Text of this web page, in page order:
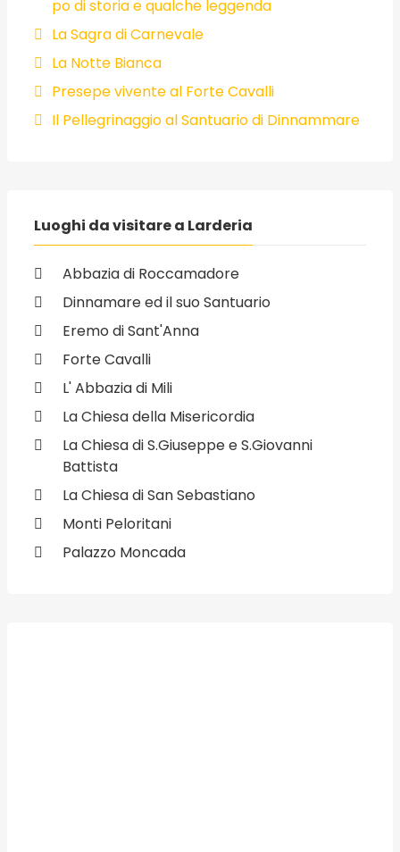
po di storia e qualche leggenda
La Sagra di Carnevale
La Notte Bianca
Presepe vivente al Forte Cavalli
Il Pellegrinaggio al Santuario di Dinnammare
Luoghi da visitare a Larderia
Abbazia di Roccamadore
Dinnamare ed il suo Santuario
Eremo di Sant'Anna
Forte Cavalli
L' Abbazia di Mili
La Chiesa della Misericordia
La Chiesa di S.Giuseppe e S.Giovanni
Battista
La Chiesa di San Sebastiano
Monti Peloritani
Palazzo Moncada